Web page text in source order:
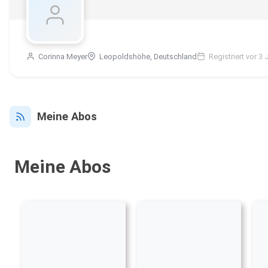
Corinna Meyer Leopoldshöhe, Deutschland Registriert vor 3
Meine Abos
Meine Abos